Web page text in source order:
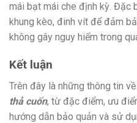
mái bạt mái che định kỳ. Đặc
khung kèo, đinh vít để đảm
không gây nguy hiểm trong
Kết luận
Trên đây là những thông tin về
thả cuốn, từ đặc điểm, ưu
hướng dẫn bảo quản và sử